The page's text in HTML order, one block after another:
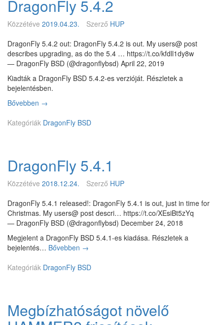
t
a
D
a
g
o
F
l
y
S
n
m
s
a
t
ó
4
t
e
DragonFly 5.4.2
Közzétéve 2019.04.23. Szerző HUP
DragonFly 5.4.2 out: DragonFly 5.4.2 is out. My users@ post
describes upgrading, as do the 5.4 … https://t.co/kfdll1dy8w
— DragonFly BSD (@dragonflybsd) April 22, 2019
Kiadták a DragonFly BSD 5.4.2-es verzióját. Részletek a
bejelentésben.
Bővebben D
a
F
l
y
.
4
.
→
Kategóriák DragonFly BSD
DragonFly 5.4.1
Közzétéve 2018.12.24. Szerző HUP
DragonFly 5.4.1 released!: DragonFly 5.4.1 is out, just in time for
Christmas. My users@ post descri… https://t.co/XEsiBt5zYq
— DragonFly BSD (@dragonflybsd) December 24, 2018
Megjelent a DragonFly BSD 5.4.1-es kiadása. Részletek a
bejelentés… Bővebben D
a
F
l
→
Kategóriák DragonFly BSD
Megbízhatóságot növelő